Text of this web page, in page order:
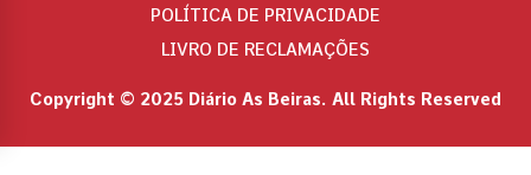
Copyright © 2025 Diário As Beiras. All Rights Reserved
POLÍTICA DE PRIVACIDADE
LIVRO DE RECLAMAÇÕES